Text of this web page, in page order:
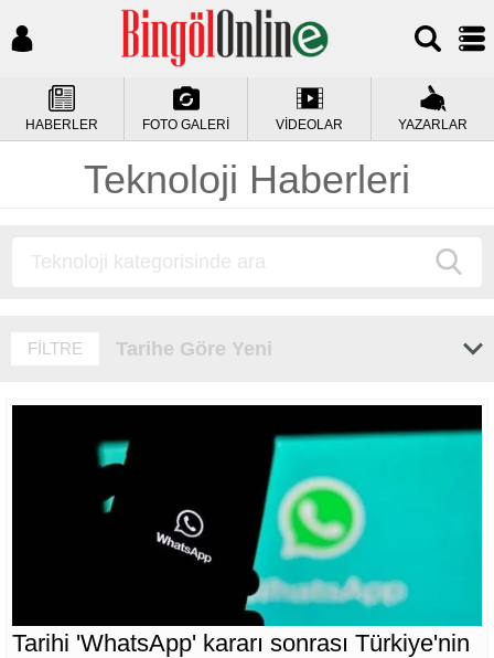
HABERLER FOTO GALERİ VİDEOLAR YAZARLAR
Teknoloji Haberleri
FİLTRE Tarihe Göre Yeni
Tarihi 'WhatsApp' kararı sonrası Türkiye'nin